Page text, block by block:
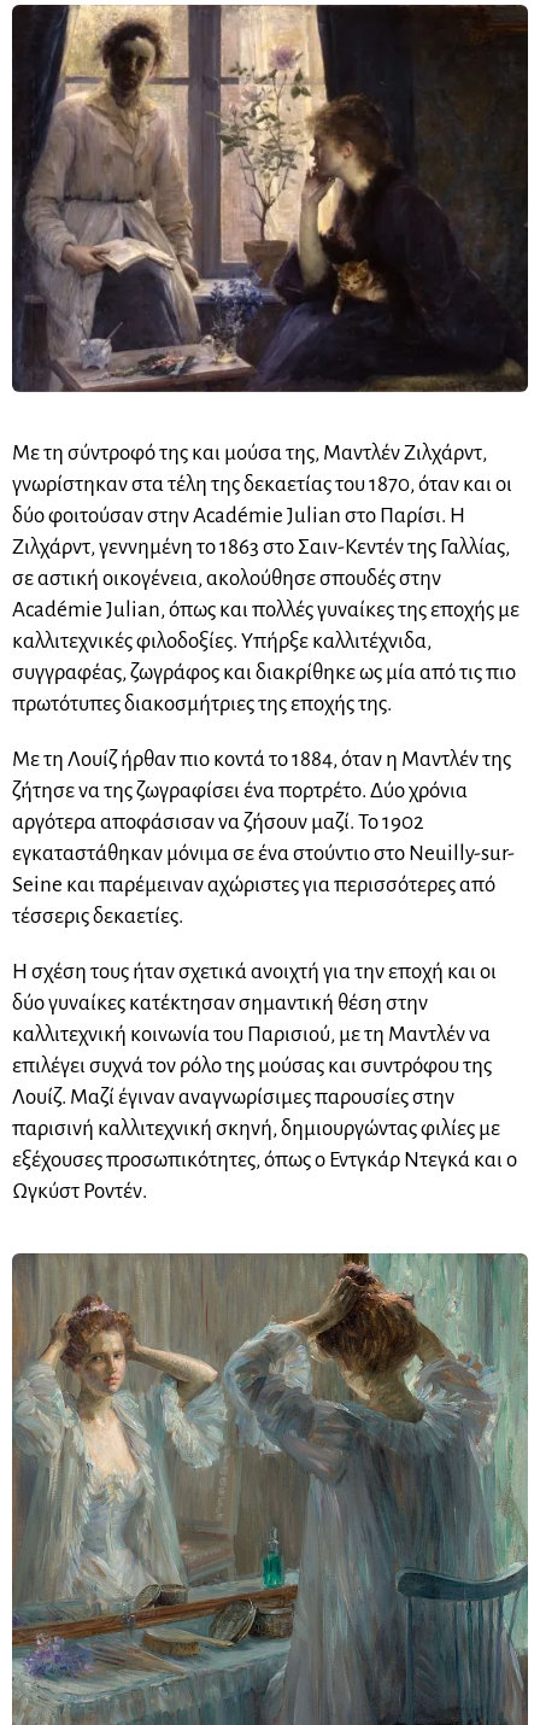
Με τη σύντροφό της και μούσα της, Μαντλέν Ζιλχάρντ,
γνωρίστηκαν στα τέλη της δεκαετίας του 1870, όταν και οι
δύο φοιτούσαν στην Académie Julian στο Παρίσι. Η
Ζιλχάρντ, γεννημένη το 1863 στο Σαιν-Κεντέν της Γαλλίας,
σε αστική οικογένεια, ακολούθησε σπουδές στην
Académie Julian, όπως και πολλές γυναίκες της εποχής με
καλλιτεχνικές φιλοδοξίες. Υπήρξε καλλιτέχνιδα,
συγγραφέας, ζωγράφος και διακρίθηκε ως μία από τις πιο
πρωτότυπες διακοσμήτριες της εποχής της.
Με τη Λουίζ ήρθαν πιο κοντά το 1884, όταν η Μαντλέν της
ζήτησε να της ζωγραφίσει ένα πορτρέτο. Δύο χρόνια
αργότερα αποφάσισαν να ζήσουν μαζί. Το 1902
εγκαταστάθηκαν μόνιμα σε ένα στούντιο στο Neuilly-sur-
Seine και παρέμειναν αχώριστες για περισσότερες από
τέσσερις δεκαετίες.
Η σχέση τους ήταν σχετικά ανοιχτή για την εποχή και οι
δύο γυναίκες κατέκτησαν σημαντική θέση στην
καλλιτεχνική κοινωνία του Παρισιού, με τη Μαντλέν να
επιλέγει συχνά τον ρόλο της μούσας και συντρόφου της
Λουίζ. Μαζί έγιναν αναγνωρίσιμες παρουσίες στην
παρισινή καλλιτεχνική σκηνή, δημιουργώντας φιλίες με
εξέχουσες προσωπικότητες, όπως ο Εντγκάρ Ντεγκά και ο
Ωγκύστ Ροντέν.